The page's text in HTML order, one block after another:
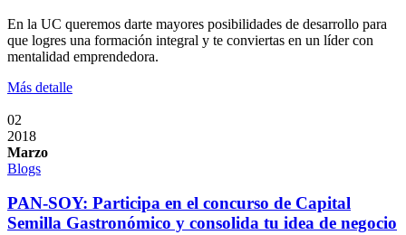
En la UC queremos darte mayores posibilidades de desarrollo para
que logres una formación integral y te conviertas en un líder con
mentalidad emprendedora.
Más detalle
02
2018
Marzo
Blogs
PAN-SOY: Participa en el concurso de Capital
Semilla Gastronómico y consolida tu idea de negocio